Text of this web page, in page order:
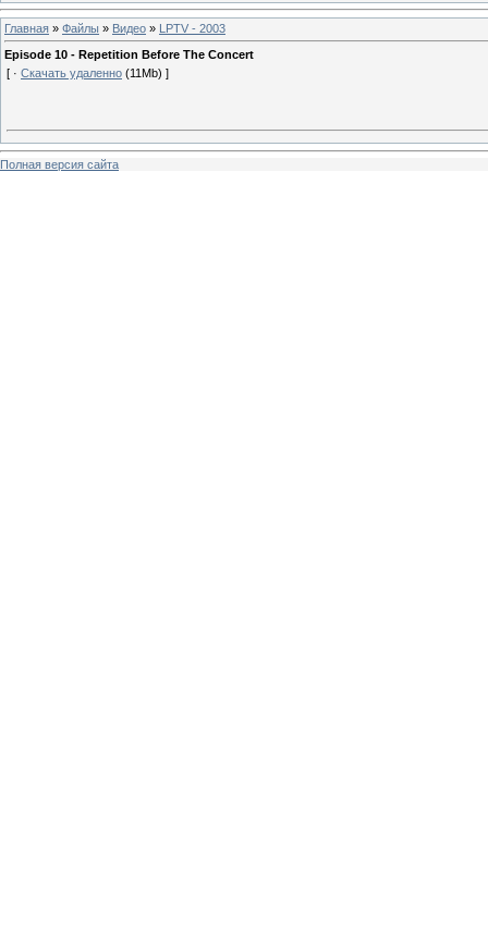
Главная » Файлы » Видео » LPTV - 2003
Episode 10 - Repetition Before The Concert
[ · Скачать удаленно (11Mb) ]
Полная версия сайта